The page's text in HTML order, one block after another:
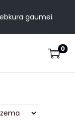
gaumei.
0